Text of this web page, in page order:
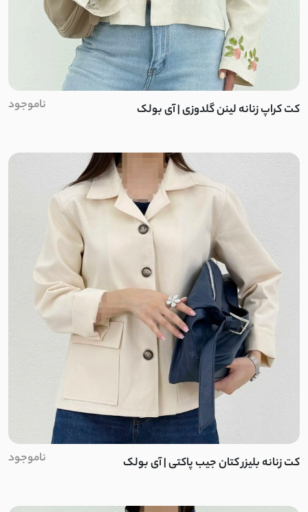
پنبه
کتان نخ
پنبه لاکرا
چکنده کشی
ویسکوز
کرپ مکانیکی
شانتون مکانیکی
خامه دوزی
پوپلین کش
کت کراپ زنانه لینن گلدوزی | آی بولک ناموجود
کت زنانه بلیزر کتان جیب پاکتی | آی بولک ناموجود